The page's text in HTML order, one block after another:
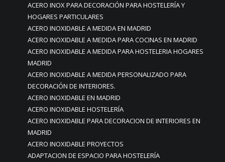
ACERO INOX PARA DECORACIÓN PARA HOSTELERÍA Y
HOGARES PARTICULARES
ACERO INOXIDABLE A MEDIDA EN MADRID
ACERO INOXIDABLE A MEDIDA PARA COCINAS EN MADRID
ACERO INOXIDABLE A MEDIDA PARA HOSTELERIA HOGARES
MADRID
ACERO INOXIDABLE A MEDIDA PERSONALIZADO PARA
DECORACIÓN DE INTERIORES.
ACERO INOXIDABLE EN MADRID
ACERO INOXIDABLE HOSTELERÍA
ACERO INOXIDABLE PARA DECORACION DE INTERIORES EN
MADRID
ACERO INOXIDABLE PROYECTOS
ADAPTACION DE ESPACIO PARA HOSTELERÍA